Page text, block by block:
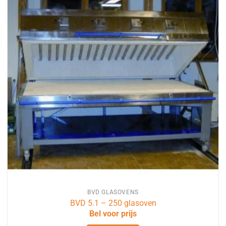
BVD GLASOVENS
BVD 5.1 – 250 glasoven
Bel voor prijs